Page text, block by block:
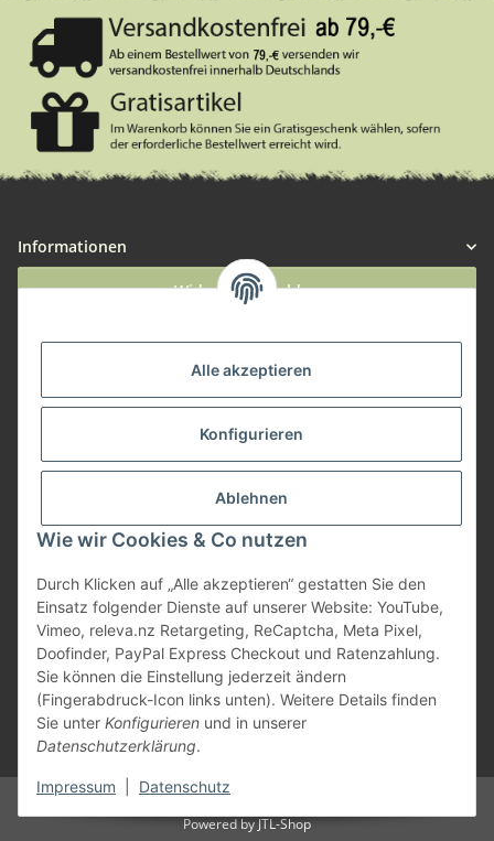
Alle akzeptieren
Konfigurieren
Ablehnen
Wie wir Cookies & Co nutzen
Durch Klicken auf „Alle akzeptieren“ gestatten Sie den
Einsatz folgender Dienste auf unserer Website: YouTube,
Vimeo, releva.nz Retargeting, ReCaptcha, Meta Pixel,
Doofinder, PayPal Express Checkout und Ratenzahlung.
Sie können die Einstellung jederzeit ändern
(Fingerabdruck-Icon links unten). Weitere Details finden
Sie unter Konfigurieren und in unserer
Datenschutzerklärung.
Impressum Datenschutz
Informationen
Widerruf anmelden
Zahlungsmöglichkeiten
* Alle Preise inkl. gesetzlicher USt., zzgl.
Powered byJTL-Shop